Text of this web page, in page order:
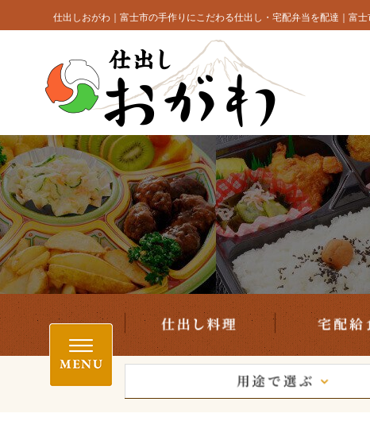
ン
キ
ッ
プ
仕出しおがわ｜富士市の手作りにこだわる仕出し・宅配弁当を配達｜富
仕出し料理